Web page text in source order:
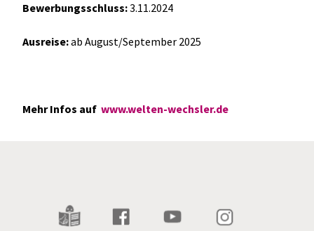
Bewerbungsschluss:3.11.2024
Ausreise:ab August/September 2025
Mehr Infos auf www.welten-wechsler.de